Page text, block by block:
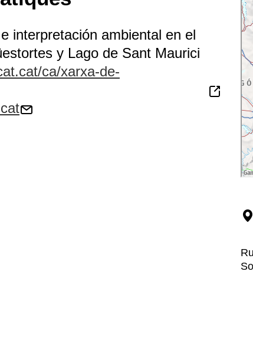
interpretación ambiental en el
y Lago de Sant Maurici
ca/xarxa-de-